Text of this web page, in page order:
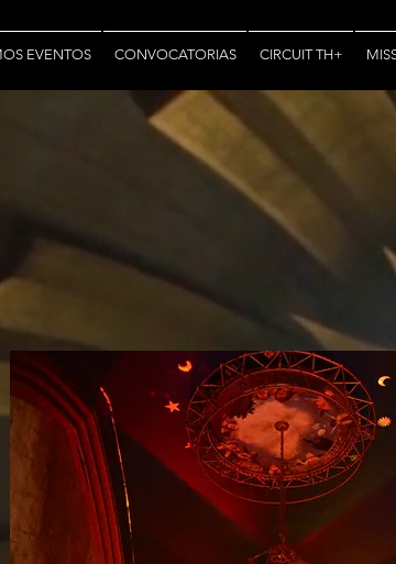
EVENTOS CONVOCATORIAS CIRCUIT TH+